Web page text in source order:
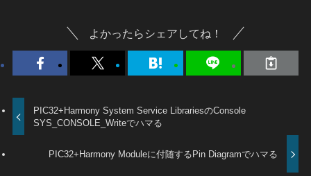
よかったらシェアしてね！
PIC32+Harmony System Service LibrariesのConsole
SYS_CONSOLE_Writeでハマる
PIC32+Harmony Moduleに付随するPin Diagramでハマる